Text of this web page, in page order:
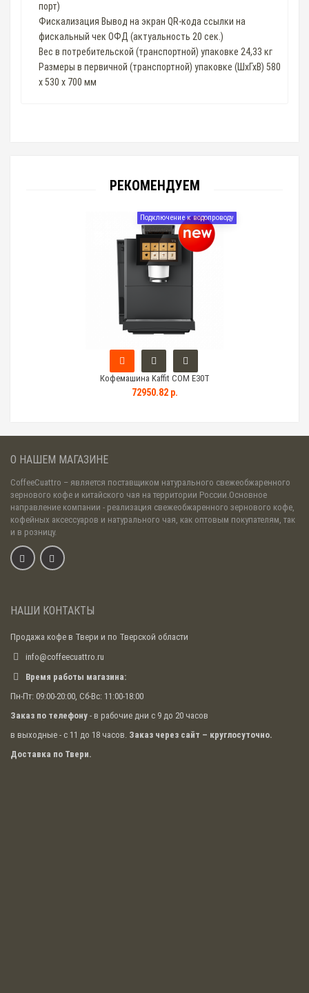
порт)
Фискализация Вывод на экран QR-кода ссылки на
фискальный чек ОФД (актуальность 20 сек.)
Вес в потребительской (транспортной) упаковке 24,33 кг
Размеры в первичной (транспортной) упаковке (ШхГхВ) 580
х 530 х 700 мм
РЕКОМЕНДУЕМ
Подключение к водопроводу
Кофемашина Kaffit COM E30T
72950.82 р.
О НАШЕМ МАГАЗИНЕ
CoffeeCuattro – является поставщиком натурального свежеобжаренного
зернового кофе и китайского чая на территории России.Основное
направление компании - реализация свежеобжаренного зернового кофе,
кофейных аксессуаров и натурального чая, как оптовым покупателям, так
и в розницу.
НАШИ КОНТАКТЫ
Продажа кофе в Твери и по Тверской области
info@coffeecuattro.ru
Время работы магазина:
Пн-Пт: 09:00-20:00, Сб-Вс: 11:00-18:00
Заказ по телефону - в рабочие дни с 9 до 20 часов
в выходные - с 11 до 18 часов. Заказ через сайт – круглосуточно.
Доставка по Твери.